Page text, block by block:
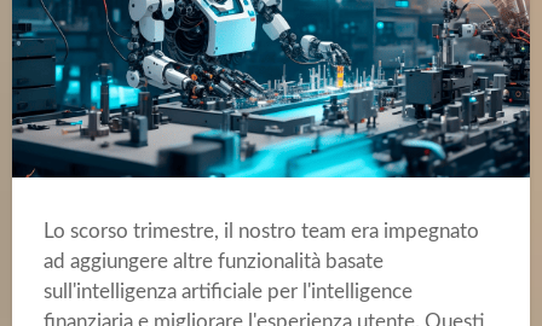
Lo scorso trimestre, il nostro team era impegnato
ad aggiungere altre funzionalità basate
sull'intelligenza artificiale per l'intelligence